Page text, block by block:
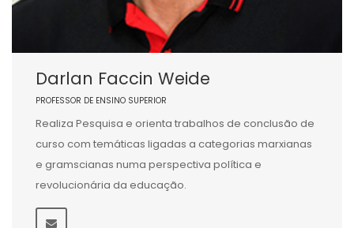
Darlan Faccin Weide
PROFESSOR DE ENSINO SUPERIOR
Realiza Pesquisa e orienta trabalhos de conclusão de
curso com temáticas ligadas a categorias marxianas
e gramscianas numa perspectiva política e
revolucionária da educação.